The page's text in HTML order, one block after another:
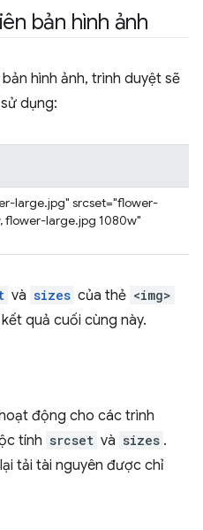
bản hình ảnh
hình ảnh, trình duyệt sẽ
dụng:
large.jpg" srcset="flower-
flower-large.jpg 1080w"
và sizes của thẻ <img>
quả cuối cùng này.
động cho các trình
tính srcset và sizes .
tải tài nguyên được chỉ